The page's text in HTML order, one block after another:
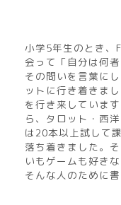
小学5年生のとき、
会って「自分は何
その問いを言葉に
ットに行き着きま
を行き来していま
ら、タロット・西
は20本以上試して
落ち着きました。
いもゲームも好き
そんな人のために書